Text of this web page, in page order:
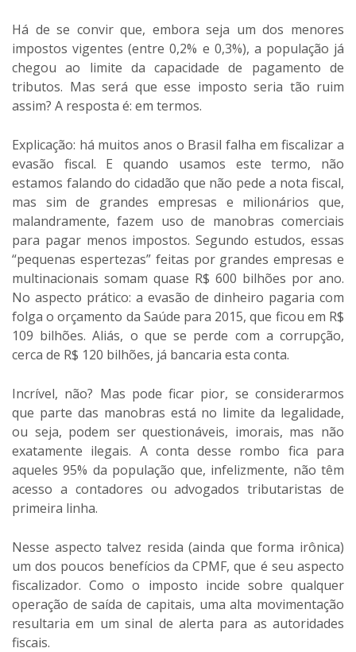
Há de se convir que, embora seja um dos menores
impostos vigentes (entre 0,2% e 0,3%), a população já
chegou ao limite da capacidade de pagamento de
tributos. Mas será que esse imposto seria tão ruim
assim? A resposta é: em termos.
Explicação: há muitos anos o Brasil falha em fiscalizar a
evasão fiscal. E quando usamos este termo, não
estamos falando do cidadão que não pede a nota fiscal,
mas sim de grandes empresas e milionários que,
malandramente, fazem uso de manobras comerciais
para pagar menos impostos. Segundo estudos, essas
“pequenas espertezas” feitas por grandes empresas e
multinacionais somam quase R$ 600 bilhões por ano.
No aspecto prático: a evasão de dinheiro pagaria com
folga o orçamento da Saúde para 2015, que ficou em R$
109 bilhões. Aliás, o que se perde com a corrupção,
cerca de R$ 120 bilhões, já bancaria esta conta.
Incrível, não? Mas pode ficar pior, se considerarmos
que parte das manobras está no limite da legalidade,
ou seja, podem ser questionáveis, imorais, mas não
exatamente ilegais. A conta desse rombo fica para
aqueles 95% da população que, infelizmente, não têm
acesso a contadores ou advogados tributaristas de
primeira linha.
Nesse aspecto talvez resida (ainda que forma irônica)
um dos poucos benefícios da CPMF, que é seu aspecto
fiscalizador. Como o imposto incide sobre qualquer
operação de saída de capitais, uma alta movimentação
resultaria em um sinal de alerta para as autoridades
fiscais.